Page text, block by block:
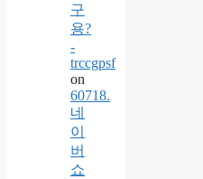
구
용?
-
trccgpsf
on
60718.
네
이
버
쇼